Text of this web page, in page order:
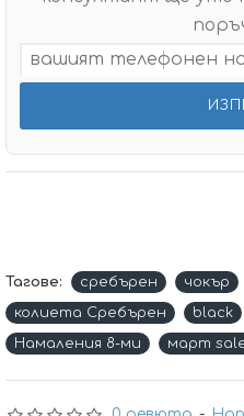
Тагове: сребърен чокър
колиета Сребърен
black
Намаления 8-ми
март